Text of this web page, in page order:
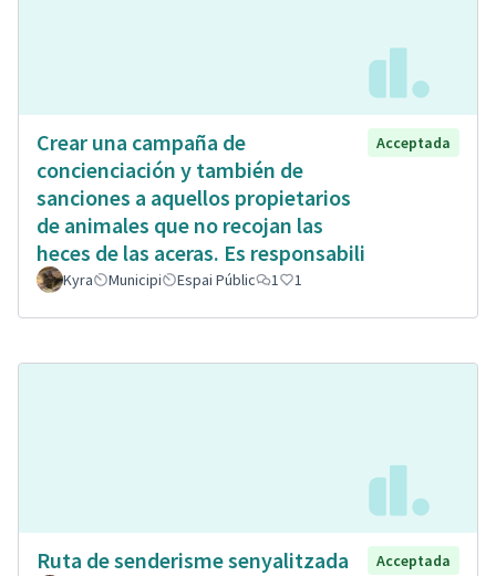
Crear una campaña de
concienciación y también de
sanciones a aquellos propietarios
de animales que no recojan las
heces de las aceras. Es responsabili
Acceptada
Kyra Municipi Espai Públic 1 1
Ruta de senderisme senyalitzada
Acceptada